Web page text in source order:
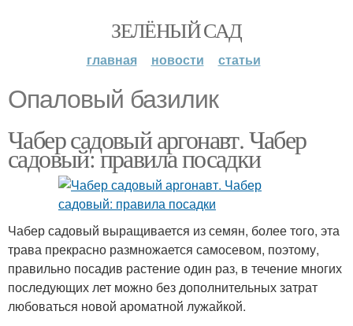
ЗЕЛЁНЫЙ САД
главная новости статьи
Опаловый базилик
Чабер садовый аргонавт. Чабер
садовый: правила посадки
Чабер садовый выращивается из семян, более того, эта
трава прекрасно размножается самосевом, поэтому,
правильно посадив растение один раз, в течение многих
последующих лет можно без дополнительных затрат
любоваться новой ароматной лужайкой.